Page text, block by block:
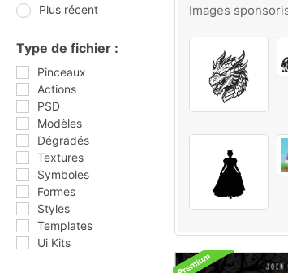
Plus récent
Type de fichier :
Pinceaux
Actions
PSD
Modèles
Dégradés
Textures
Symboles
Formes
Styles
Templates
Ui Kits
Images